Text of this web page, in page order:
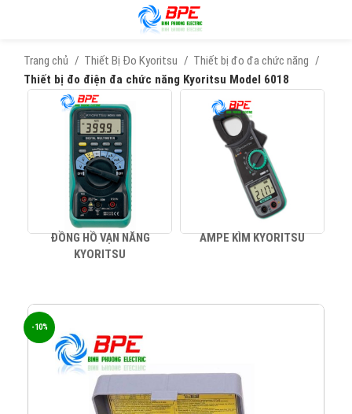
Trang chủ Thiết Bị Đo Kyoritsu
Thiết bị đo đa chức năng
Thiết bị đo điện đa chức năng Kyoritsu Model 6018
ĐỒNG HỒ VẠN NĂNG
KYORITSU
AMPE KÌM KYORITSU
-10%